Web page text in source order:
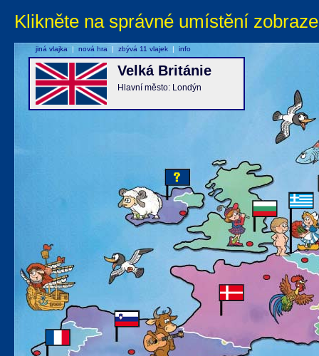
Klikněte na správné umístění
Velká Británie
Hlavní město: Londýn
jiná vlajka | nová hra | zbývá 11 vlajek | info